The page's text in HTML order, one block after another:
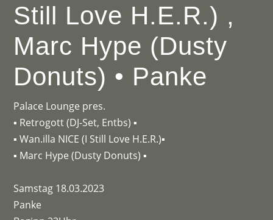
Still Love H.E.R.) ,
Marc Hype (Dusty
Donuts) • Panke
Palace Lounge pres.
▪ Retrogott (DJ-Set, Entbs) ▪
▪ Wan.illa NICE (I Still Love H.E.R.)▪
▪ Marc Hype (Dusty Donuts) ▪
Samstag 18.03.2023
Panke